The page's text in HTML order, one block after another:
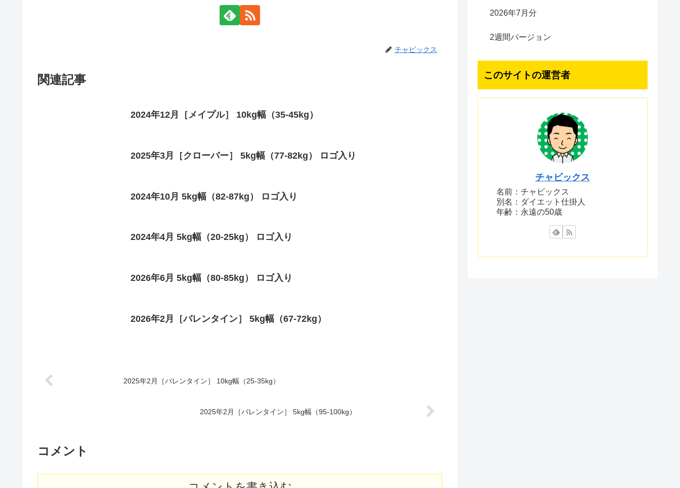
チャビックス
関連記事
2024年12月［メイプル］ 10kg幅（35-45kg）
2025年3月［クローバー］ 5kg幅（77-82kg） ロゴ入り
2024年10月 5kg幅（82-87kg） ロゴ入り
2024年4月 5kg幅（20-25kg） ロゴ入り
2026年6月 5kg幅（80-85kg） ロゴ入り
2026年2月［バレンタイン］ 5kg幅（67-72kg）
2025年2月［バレンタイン］ 10kg幅（25-35kg）
2025年2月［バレンタイン］ 5kg幅（95-100kg）
コメント
2026年7月分
2週間バージョン
このサイトの運営者
チャビックス
名前：チャビックス
別名：ダイエット仕掛人
年齢：永遠の50歳